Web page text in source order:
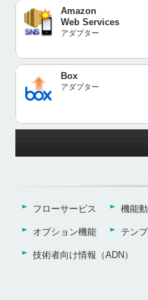
Amazon
Web Services
アダプター
Box
アダプター
フローサービス 機能
オプション機能 テン
技術者向け情報（ADN）